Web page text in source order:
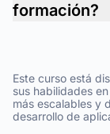
formación?
Este curso está
sus habilidades
más escalables y
desarrollo de